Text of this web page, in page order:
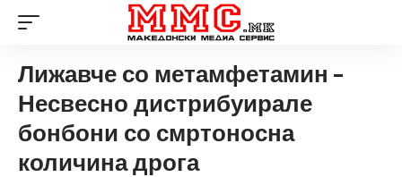
Лижавче со метамфетамин –
Несвесно дистрибуирале
бонбони со смртоносна
количина дрога